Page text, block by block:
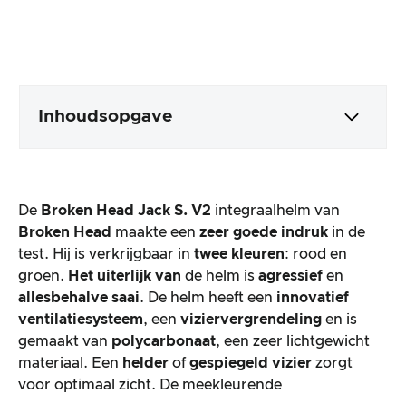
Inhoudsopgave
Productverwerking en uiterlijk
De praktijktest
Prijs/prestatieverhouding
Algemeen resultaat
De Broken Head Jack S. V2 integraalhelm van
Broken Head maakte een zeer goede indruk in de
test. Hij is verkrijgbaar in twee kleuren: rood en
groen. Het uiterlijk van de helm is agressief en
allesbehalve saai. De helm heeft een innovatief
ventilatiesysteem, een viziervergrendeling en is
gemaakt van polycarbonaat, een zeer lichtgewicht
materiaal. Een helder ofgespiegeld vizier zorgt
voor optimaal zicht. De meekleurende